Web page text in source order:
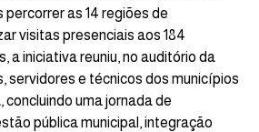
as 14 regiões de
visitas presenciais aos 184
a iniciativa reuniu, no auditório da
servidores e técnicos dos municípios
uma jornada de
pública municipal, integração